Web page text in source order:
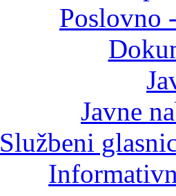
Poslovno
Javne
Službeni